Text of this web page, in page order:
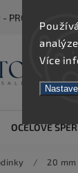
Více
PRO
OCELOVÉ
/ 20 mm